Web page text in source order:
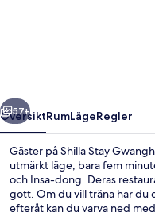
Nästa
57+
ÖversiktRumLägeRegler
Gäster på Shilla Stay
utmärkt läge, bara fem
och Insa-dong. Deras
gott. Om du vill träna har du
efteråt kan du varva ned